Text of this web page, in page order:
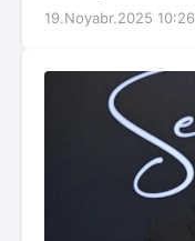
19.Noyabr.2025 10:26